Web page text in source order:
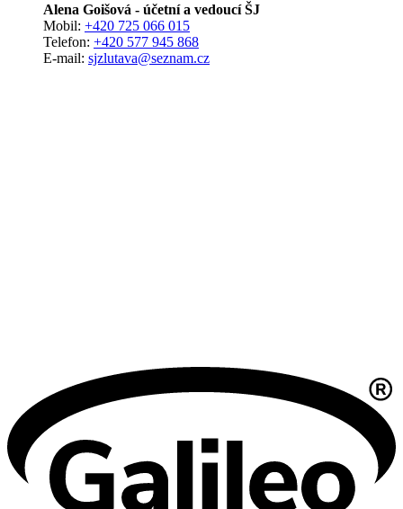
Alena Goišová - účetní a vedoucí ŠJ
Mobil: +420 725 066 015
Telefon: +420 577 945 868
E-mail: sjzlutava@seznam.cz